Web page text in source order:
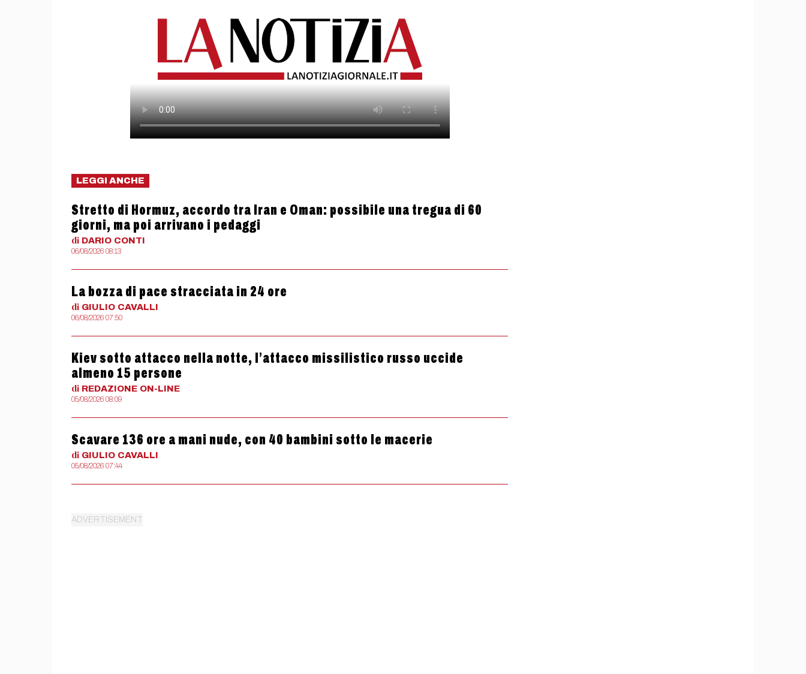
LEGGI ANCHE
Stretto di Hormuz, accordo tra Iran e Oman: possibile una tregua di 60
giorni, ma poi arrivano i pedaggi
di DARIO CONTI
06/08/2026 08:13
La bozza di pace stracciata in 24 ore
di GIULIO CAVALLI
06/08/2026 07:50
Kiev sotto attacco nella notte, l’attacco missilistico russo uccide
almeno 15 persone
di REDAZIONE ON-LINE
05/08/2026 08:09
Scavare 136 ore a mani nude, con 40 bambini sotto le macerie
di GIULIO CAVALLI
05/08/2026 07:44